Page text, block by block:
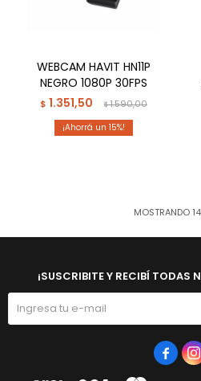
WEBCAM HAVIT HN11P
NEGRO 1080P 30FPS
$ 1.351,50 $1.590,00
15
MOSTRANDO 14
¡SUSCRIBITE Y RECIBÍ TODAS
 